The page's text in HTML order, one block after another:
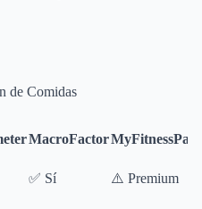
de Comidas
MacroFactorMyFitnessPal
✅ Sí ⚠️ Premium